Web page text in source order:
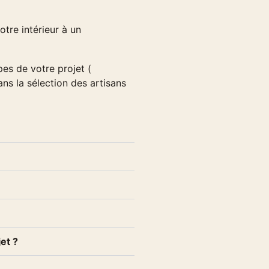
intérieur à un
de votre projet (
la sélection des artisans
?